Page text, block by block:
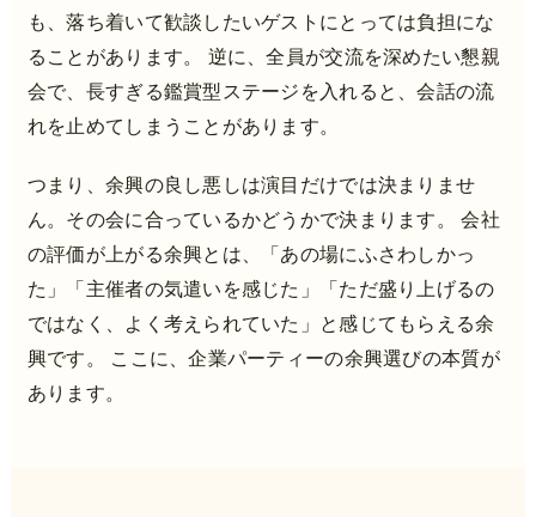
も、落ち着いて歓談したいゲストにとっては負担にな
ることがあります。 逆に、全員が交流を深めたい懇親
会で、長すぎる鑑賞型ステージを入れると、会話の流
れを止めてしまうことがあります。
つまり、余興の良し悪しは演目だけでは決まりませ
ん。その会に合っているかどうかで決まります。 会社
の評価が上がる余興とは、「あの場にふさわしかっ
た」「主催者の気遣いを感じた」「ただ盛り上げるの
ではなく、よく考えられていた」と感じてもらえる余
興です。 ここに、企業パーティーの余興選びの本質が
あります。